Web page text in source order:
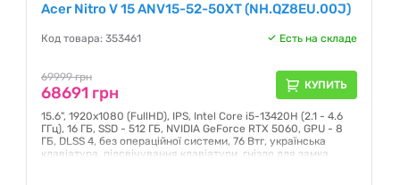
Acer Nitro V 15 ANV15-52-50XT (NH.QZ8EU.00J)
Код товара: 353461 Есть на складе
69999 грн
68691 грн КУПИТЬ
15.6", 1920х1080 (FullHD), IPS, Intel Core i5-13420H (2.1 - 4.6
ГГц), 16 ГБ, SSD - 512 ГБ, NVIDIA GeForce RTX 5060, GPU - 8
ГБ, DLSS 4, без операційної системи, 76 Втг, українська
клавіатура, підсвічування клавіатури, гніздо для замка